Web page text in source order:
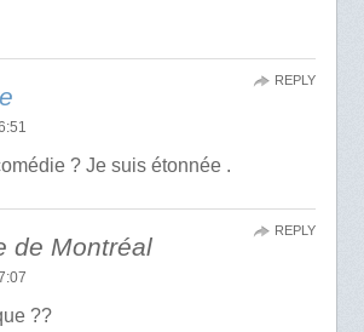
? Je suis étonnée .
REPLY
de Montréal
??
REPLY